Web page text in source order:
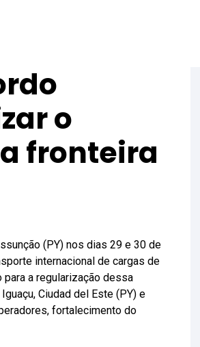
o
fronteira
(PY) nos dias 29 e 30 de
internacional de cargas de
para a regularização dessa
Ciudad del Este (PY) e
fortalecimento do